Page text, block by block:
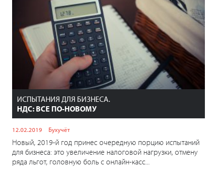
ИСПЫТАНИЯ ДЛЯ БИЗНЕСА.
НДС: ВСЕ ПО-НОВОМУ
12.02.2019 Бухучёт
Новый, 2019-й год принес очередную порцию испытаний
для бизнеса: это увеличение налоговой нагрузки, отмену
ряда льгот, головную боль с онлайн-касс...